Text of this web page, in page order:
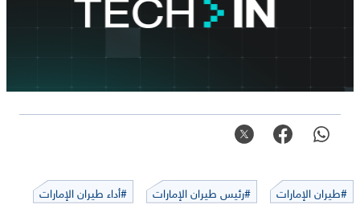
#طيران الإمارات #رئيس طيران الإمارات #أداء طيران الإمارات